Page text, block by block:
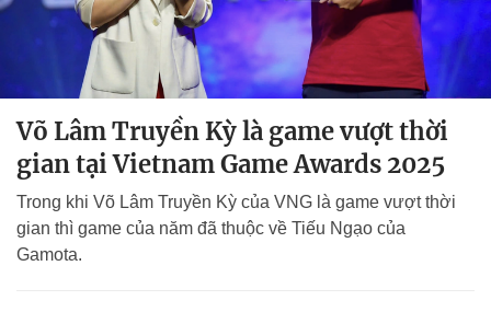
Võ Lâm Truyền Kỳ là game vượt thời
gian tại Vietnam Game Awards 2025
Trong khi Võ Lâm Truyền Kỳ của VNG là game vượt thời
gian thì game của năm đã thuộc về Tiếu Ngạo của
Gamota.